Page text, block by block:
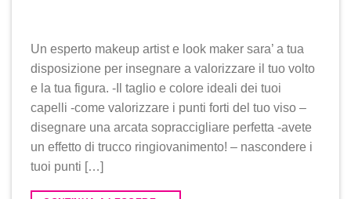
Un esperto makeup artist e look maker sara’ a tua
disposizione per insegnare a valorizzare il tuo volto
e la tua figura. -Il taglio e colore ideali dei tuoi
capelli -come valorizzare i punti forti del tuo viso –
disegnare una arcata sopraccigliare perfetta -avete
un effetto di trucco ringiovanimento! – nascondere i
tuoi punti […]